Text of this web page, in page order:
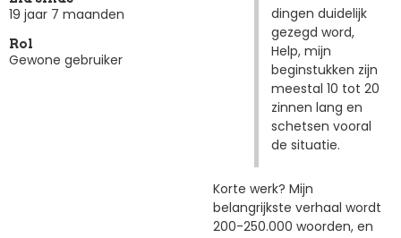
19 jaar 7 maanden
Rol
Gewone gebruiker
dingen duidelijk
gezegd word,
Help, mijn
beginstukken zijn
meestal 10 tot 20
zinnen lang en
schetsen vooral
de situatie.
Korte werk? Mijn
belangrijkste verhaal wordt
200-250.000 woorden, en